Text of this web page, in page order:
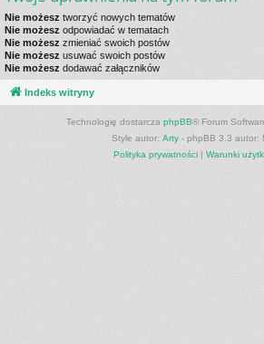
Nie możesz tworzyć nowych tematów
Nie możesz odpowiadać w tematach
Nie możesz zmieniać swoich postów
Nie możesz usuwać swoich postów
Nie możesz dodawać załączników
Indeks witryny
Technologię dostarcza phpBB® Forum
Style autor: Arty - phpBB 3.3 autor:
Polityka prywatności| Warunki